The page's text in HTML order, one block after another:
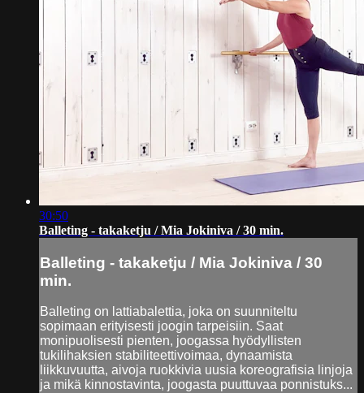
30:50
Balleting - takaketju / Mia Jokiniva / 30 min.
Balleting - takaketju / Mia Jokiniva / 30
min.
Balleting on lattiabalettia, joka on suunniteltu
sopimaan erityisesti joogin tarpeisiin. Saat
monipuolisesti pienten, joogassa hyödyllisten
tukilihaksien stabiliteettivoimaa, dynaamista
liikkuvuutta, aivoja ruokkivia uusia koreografisia linjoja
ja mikä kinnostavinta, joogasta puuttuvaa ponnistuks...